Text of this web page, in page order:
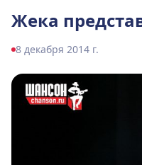
Жека
8 декабря 2014 г.